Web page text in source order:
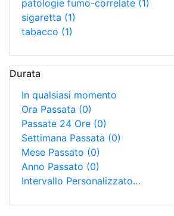
patologie fumo-correlate (1)
sigaretta (1)
tabacco (1)
Durata
In qualsiasi momento
Ora Passata (0)
Passate 24 Ore (0)
Settimana Passata (0)
Mese Passato (0)
Anno Passato (0)
Intervallo Personalizzato…